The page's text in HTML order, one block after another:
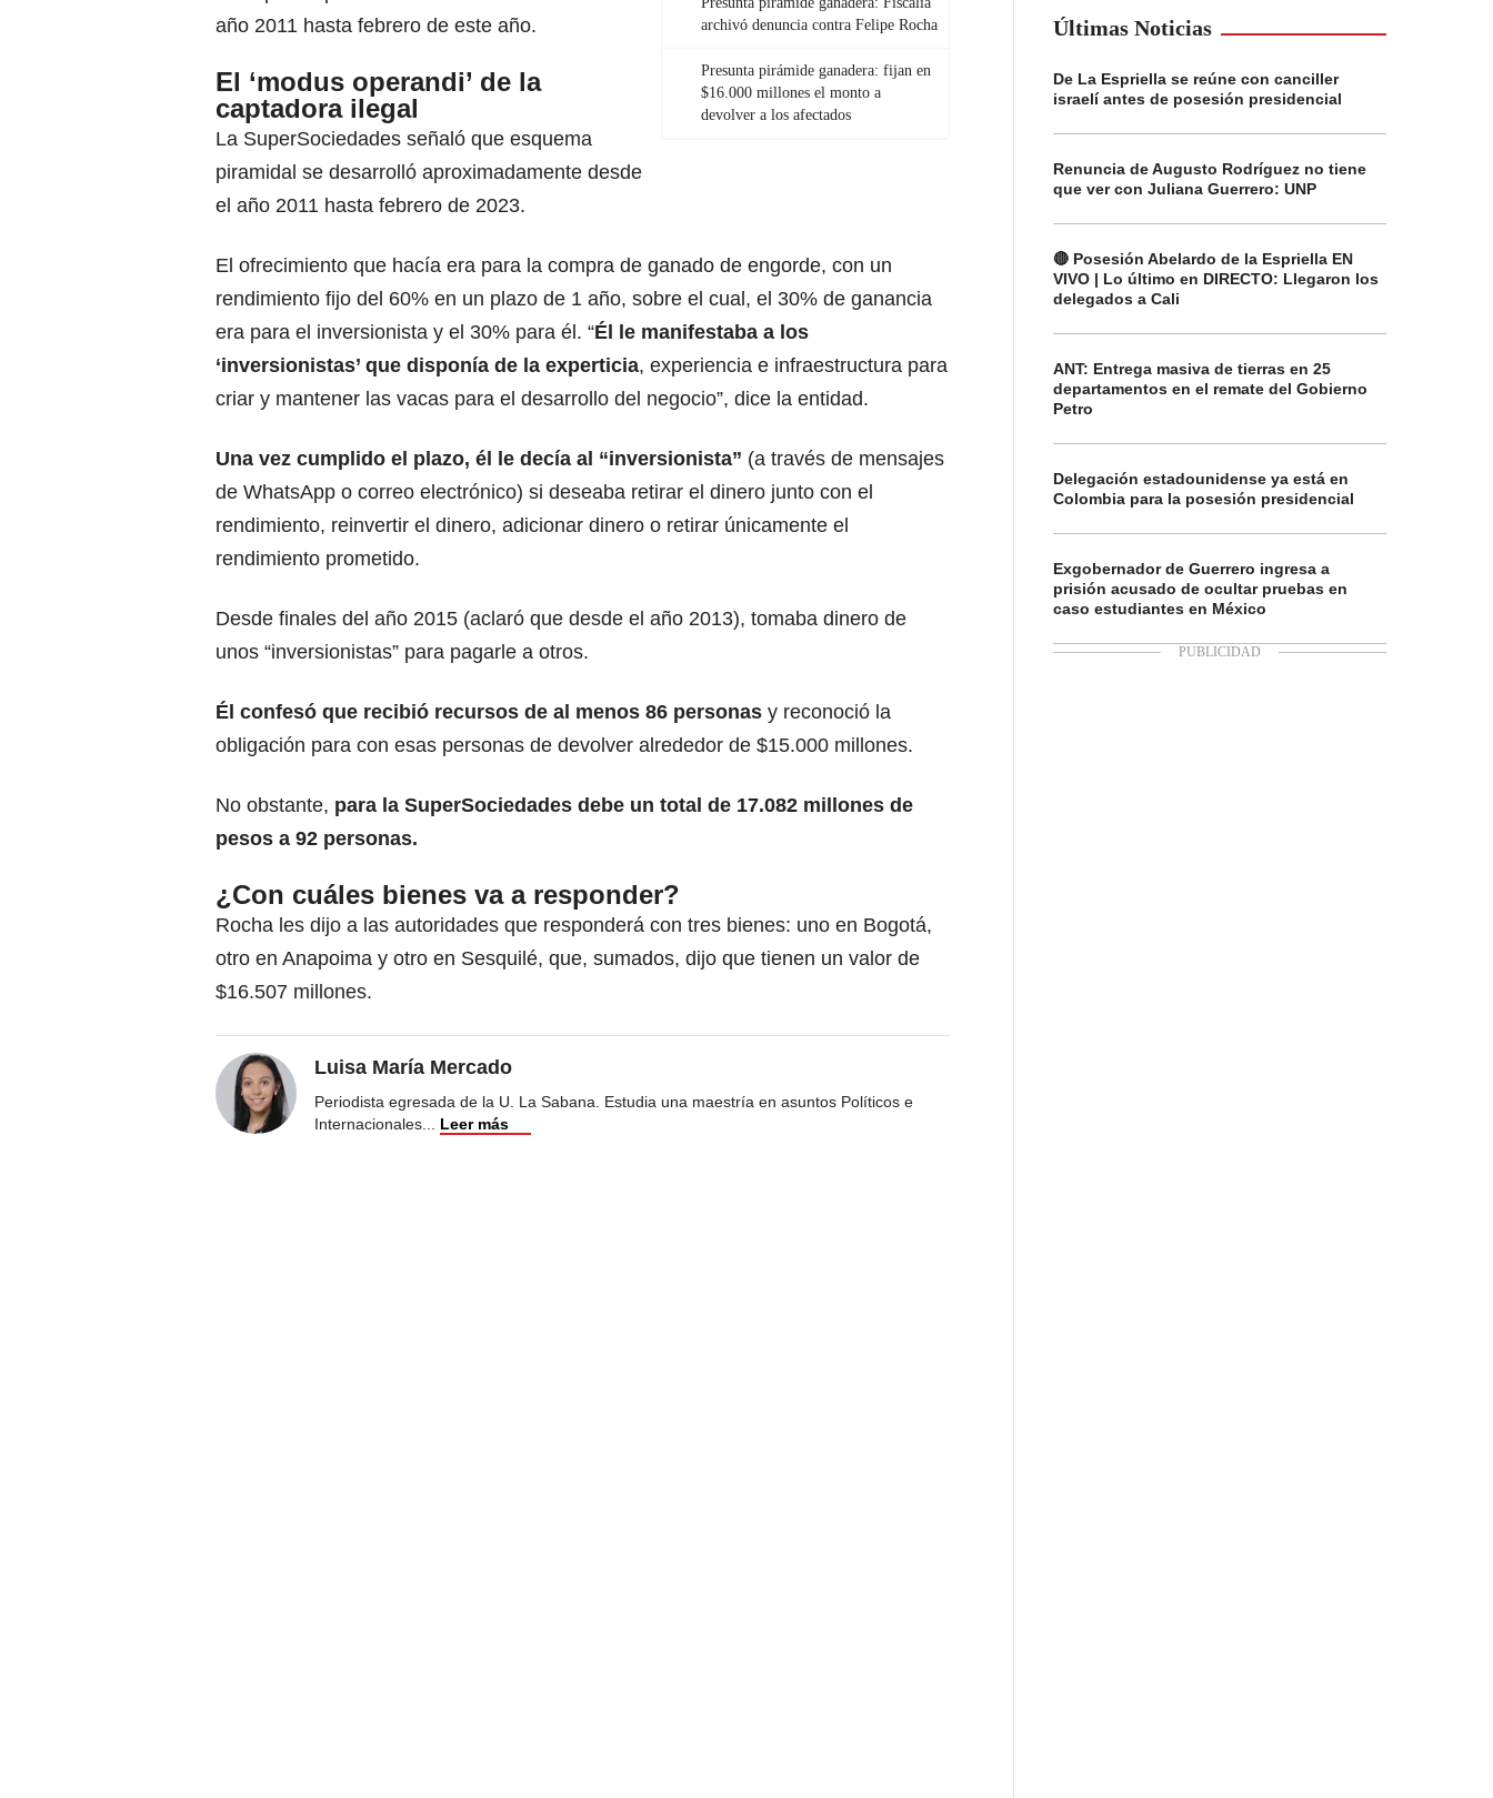
archivó denuncia contra Felipe Rocha
Presunta pirámide ganadera: fijan en
$16.000 millones el monto a
devolver a los afectados
año 2011 hasta febrero de este año.
El ‘modus operandi’ de la
captadora ilegal
La SuperSociedades señaló que esquema
piramidal se desarrolló aproximadamente desde
el año 2011 hasta febrero de 2023.
El ofrecimiento que hacía era para la compra de ganado de engorde, con un
rendimiento fijo del 60% en un plazo de 1 año, sobre el cual, el 30% de ganancia
era para el inversionista y el 30% para él. “Él le manifestaba a los
‘inversionistas’ que disponía de la experticia, experiencia e infraestructura para
criar y mantener las vacas para el desarrollo del negocio”, dice la entidad.
Una vez cumplido el plazo, él le decía al “inversionista” (a través de mensajes
de WhatsApp o correo electrónico) si deseaba retirar el dinero junto con el
rendimiento, reinvertir el dinero, adicionar dinero o retirar únicamente el
rendimiento prometido.
Desde finales del año 2015 (aclaró que desde el año 2013), tomaba dinero de
unos “inversionistas” para pagarle a otros.
Él confesó que recibió recursos de al menos 86 personas y reconoció la
obligación para con esas personas de devolver alrededor de $15.000 millones.
No obstante, para la SuperSociedades debe un total de 17.082 millones de
pesos a 92 personas.
¿Con cuáles bienes va a responder?
Rocha les dijo a las autoridades que responderá con tres bienes: uno en Bogotá,
otro en Anapoima y otro en Sesquilé, que, sumados, dijo que tienen un valor de
$16.507 millones.
Luisa María Mercado
Periodista egresada de la U. La Sabana. Estudia una maestría en asuntos Políticos e
Internacionales... Leer más
Últimas Noticias
De La Espriella se reúne con canciller
israelí antes de posesión presidencial
Renuncia de Augusto Rodríguez no tiene
que ver con Juliana Guerrero: UNP
🔴 Posesión Abelardo de la Espriella EN
VIVO | Lo último en DIRECTO: Llegaron los
delegados a Cali
ANT: Entrega masiva de tierras en 25
departamentos en el remate del Gobierno
Petro
Delegación estadounidense ya está en
Colombia para la posesión presidencial
Exgobernador de Guerrero ingresa a
prisión acusado de ocultar pruebas en
caso estudiantes en México